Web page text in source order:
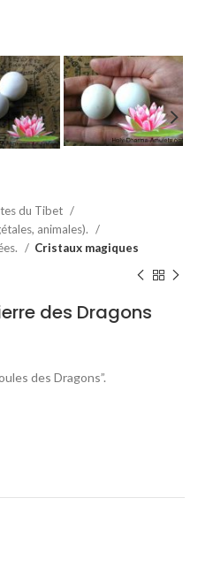
du Tibet
animales).
Cristaux magiques
des Dragons
des Dragons”.